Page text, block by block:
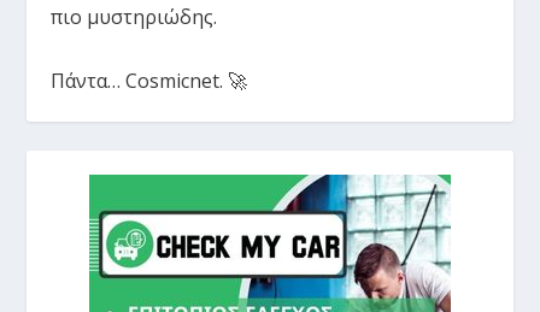
πιο μυστηριώδης.
Πάντα… Cosmicnet. 🚀